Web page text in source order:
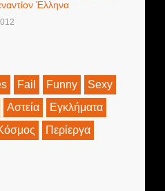
Έλληνα
Fail Funny
Sexy
Αστεία
Εγκλήματα
Περίεργα